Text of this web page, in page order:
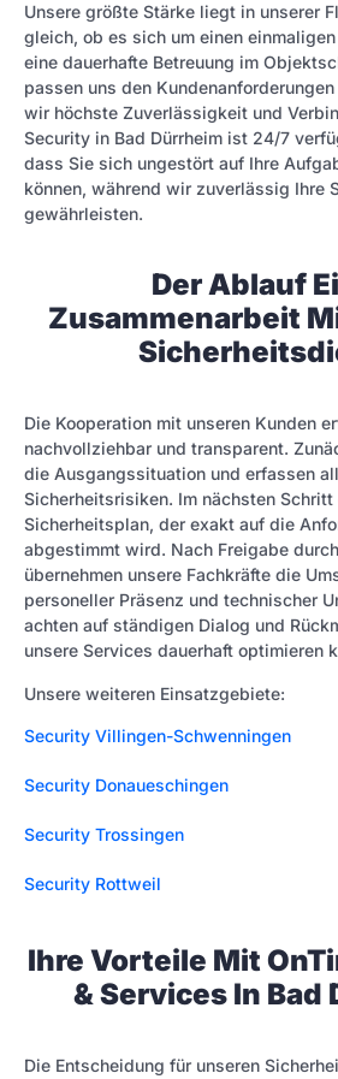
Unsere größte Stärke liegt in unserer
gleich, ob es sich um einen
eine dauerhafte Betreuung im
passen uns den
wir höchste Zuverlässigkeit und
Security in Bad Dürrheim ist 24/7
dass Sie sich ungestört auf Ihre
können, während wir zuverlässig Ihre
gewährleisten.
Der Ablauf
Zusammenarbeit
Die Kooperation mit unseren Kunden
nachvollziehbar und transparent.
die Ausgangssituation und erfassen
Sicherheitsrisiken. Im nächsten
Sicherheitsplan, der exakt auf die
abgestimmt wird. Nach Freigabe
übernehmen unsere Fachkräfte die
personeller Präsenz und technischer
achten auf ständigen Dialog und
unsere Services dauerhaft optimieren
Unsere weiteren Einsatzgebiete:
Security Villingen-Schwenningen
Security Donaueschingen
Security Trossingen
Security Rottweil
Ihre Vorteile Mit
& Services In Bad
Die Entscheidung für unseren